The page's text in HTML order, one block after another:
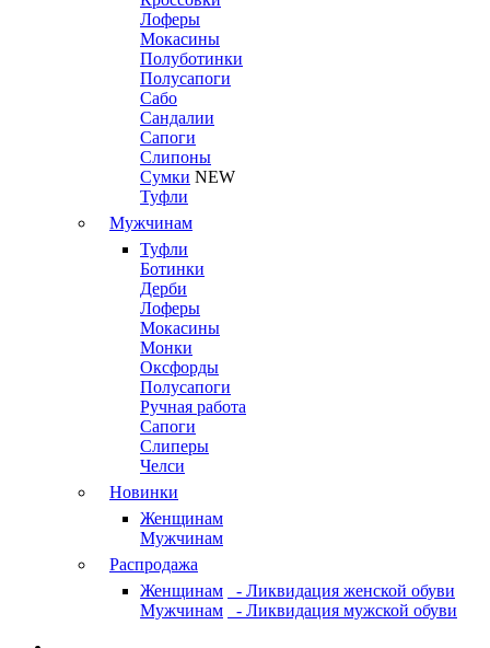
Лоферы
Мокасины
Полуботинки
Полусапоги
Сабо
Сандалии
Сапоги
Слипоны
Сумки NEW
Туфли
Мужчинам
Туфли
Ботинки
Дерби
Лоферы
Мокасины
Монки
Оксфорды
Полусапоги
Ручная работа
Сапоги
Слиперы
Челси
Новинки
Женщинам
Мужчинам
Распродажа
Женщинам
- Ликвидация женской обуви
Мужчинам
- Ликвидация мужской обуви